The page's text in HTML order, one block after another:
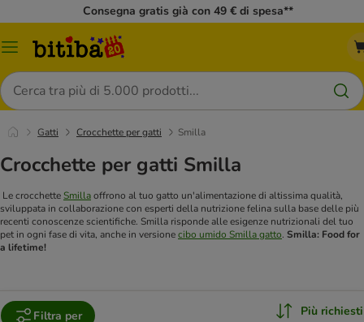
Consegna gratis già con 49 € di spesa**
Overview
Cerca
Gatti Crocchette per gatti Smilla
Crocchette per gatti Smilla
Le crocchette Smillaoffrono al tuo gatto un'alimentazione di altissima qualità,
sviluppata in collaborazione con esperti della nutrizione felina sulla base delle più
recenti conoscenze scientifiche. Smilla risponde alle esigenze nutrizionali del tuo
pet in ogni fase di vita, anche in versionecibo umido Smilla gatto. Smilla: Food for
a lifetime!
Filtra per Più richiesti